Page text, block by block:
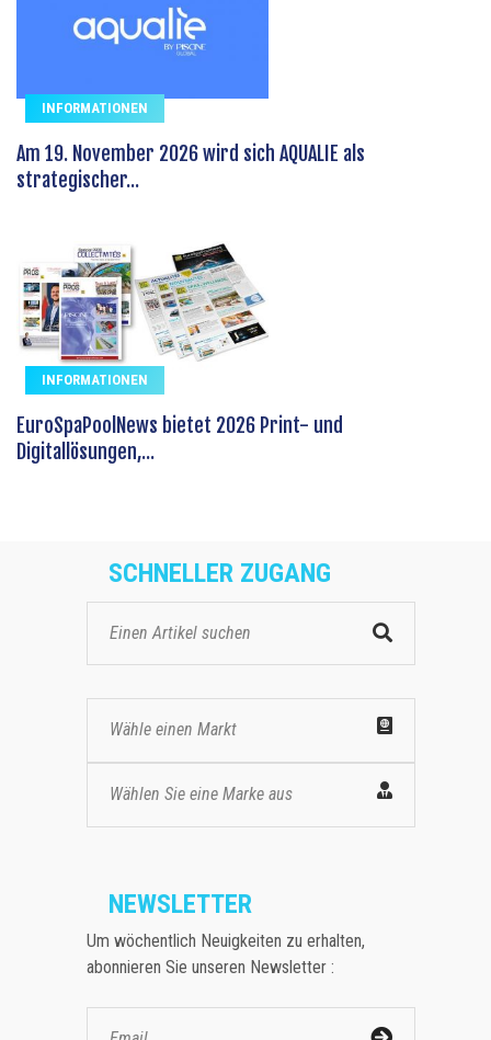
INFORMATIONEN
Am 19. November 2026 wird sich AQUALIE als
strategischer...
INFORMATIONEN
EuroSpaPoolNews bietet 2026 Print- und
Digitallösungen,...
SCHNELLER ZUGANG
Wähle einen Markt
Wählen Sie eine Marke aus
NEWSLETTER
Um wöchentlich Neuigkeiten zu erhalten,
abonnieren Sie unseren Newsletter :